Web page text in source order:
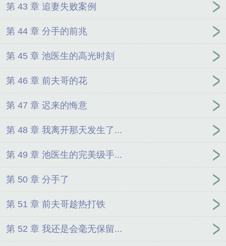
第 43 章 追妻失败案例
第 44 章 分手的前兆
第 45 章 池医生的高光时刻
第 46 章 前夫哥的花
第 47 章 迟来的悔意
第 48 章 我离开那天发生了...
第 49 章 池医生的完美级手...
第 50 章 分手了
第 51 章 前夫哥趁热打铁
第 52 章 我还是会毫无保留...